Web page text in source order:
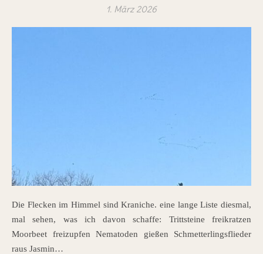
1. März 2026
Die Flecken im Himmel sind Kraniche. eine lange Liste diesmal,
mal sehen, was ich davon schaffe: Trittsteine freikratzen
Moorbeet freizupfen Nematoden gießen Schmetterlingsflieder
raus Jasmin…